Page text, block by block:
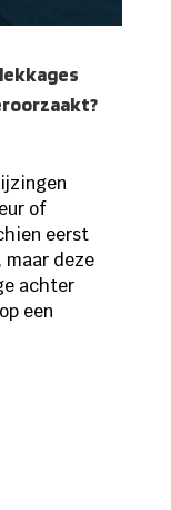
of
eerst
maar deze
achter
een